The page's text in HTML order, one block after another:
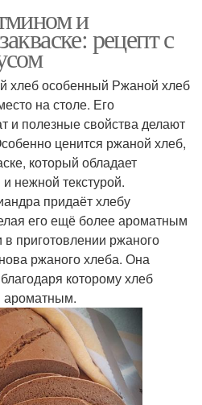
и
рецепт с
хлеб особенный Ржаной хлеб
на столе. Его
и полезные свойства делают
ценится ржаной хлеб,
который обладает
нежной текстурой.
придаёт хлебу
его ещё более ароматным
приготовлении ржаного
ржаного хлеба. Она
которому хлеб
ароматным.